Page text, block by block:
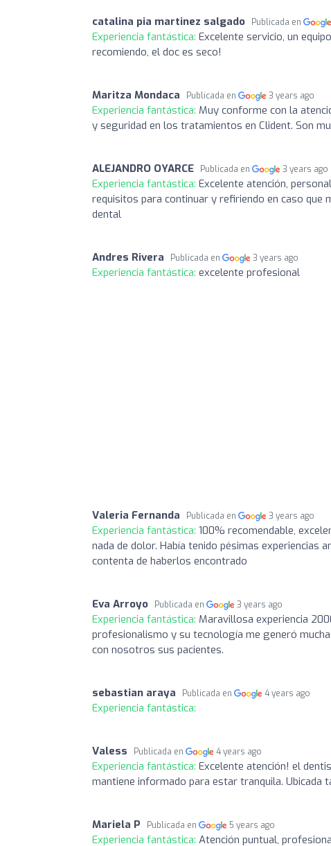
catalina pia martinez salgado Publicada en
Experiencia fantástica: Excelente servicio, un
recomiendo, el doc es seco!
Maritza Mondaca Publicada en 3 years ago
Experiencia fantástica: Muy conforme con la
y seguridad en los tratamientos en Clident. Son
ALEJANDRO OYARCE Publicada en 3 years ago
Experiencia fantástica: Excelente atención,
requisitos para continuar y refiriendo en caso que
dental
Andres Rivera Publicada en 3 years ago
Experiencia fantástica: excelente profesional
Valeria Fernanda Publicada en 3 years ago
Experiencia fantástica: 100% recomendable,
nada de dolor. Había tenido pésimas
contenta de haberlos encontrado
Eva Arroyo Publicada en 3 years ago
Experiencia fantástica: Maravillosa experiencia
profesionalismo y su tecnología me generó
con nosotros sus pacientes.
sebastian araya Publicada en 4 years ago
Experiencia fantástica:
Valess Publicada en 4 years ago
Experiencia fantástica: Excelente atención! el
mantiene informado para estar tranquila. Ubicada
Mariela P Publicada en 5 years ago
Experiencia fantástica: Atención puntual,